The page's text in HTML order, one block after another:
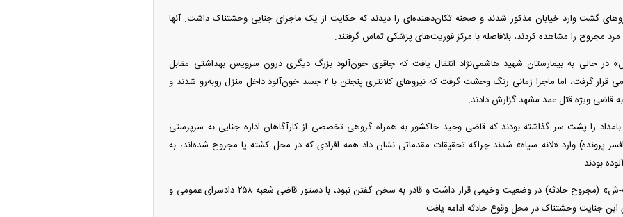
گشت وارد خیابان مذکور شدند و صحنه تکان‌دهنده‌ای را دیدند که حکایت از یک ماجرای جنایی وحشتناک داشت. آنها
مجروح را مشاهده کردند، بلافاصله با مرکز فوریت‌های پزشکی تماس گرفتند.
حالی به بیمارستان شهید هاشمی‌نژاد انتقال یافت که چاقوی خون‌آلود بزرگ دیگری درون سرویس بهداشتی مقابل
دیدگان عوامل انتظامی قرار گرفت، اما ماجرا زمانی رنگ وحشت گرفت که نیرو‌های کلانتری پنجتن با ۲ جسد خون‌آلود داخل منزل روبه‌رو شدند و
قاضی ویژه قتل عمد مشهد گزارش دادند.
ساعت ۵ بامداد را پشت سر گذاشته بودند که قاضی وحید خاکشور به همراه گروهی تخصصی از کارآگاهان اداره جنایی به سرپرستی
پرونده) وارد «لانه سیاه» شدند چراکه تحقیقات مقدماتی نشان داد همه افرادی که در محل کشته یا مجروح شده‌اند، به
بودند.
با توجه به اینکه «پ-ش» (مجروح حادثه) در وضعیت وخیمی قرار داشت و قادر به سخن گفتن نبود، با دستور قاضی شعبه ۲۵۸ دادسرای عمومی و
این جنایت وحشتناک در محل وقوع حادثه ادامه یافت.
قدرت تهدید
است؟
رونمایی از پوکو M ۸ پاور با باتری ۸۰۰۰
میلی‌آمپرساعتی
چین از بمب افکن H-۶N با موشک هسته‌ای